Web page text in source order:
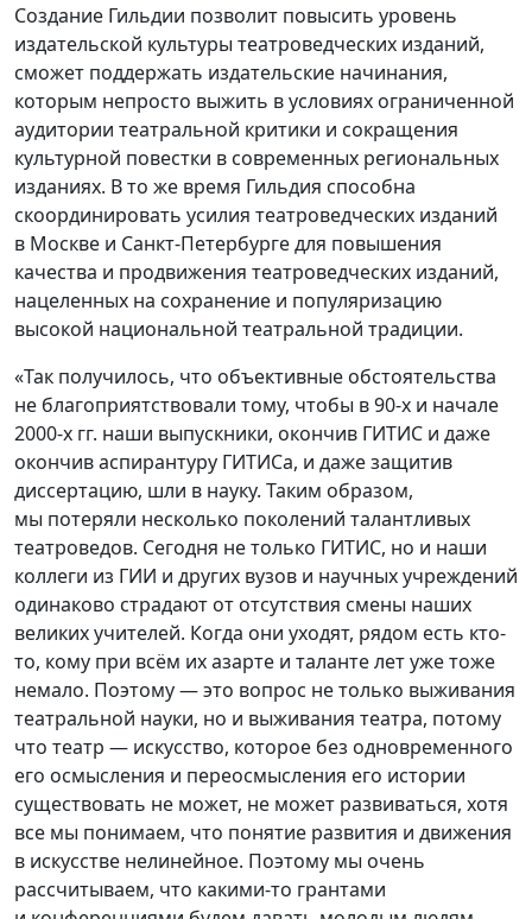
Создание Гильдии позволит повысить уровень
издательской культуры театроведческих изданий,
сможет поддержать издательские начинания,
которым непросто выжить в условиях ограниченной
аудитории театральной критики и сокращения
культурной повестки в современных региональных
изданиях. В то же время Гильдия способна
скоординировать усилия театроведческих изданий
в Москве и Санкт-Петербурге для повышения
качества и продвижения театроведческих изданий,
нацеленных на сохранение и популяризацию
высокой национальной театральной традиции.
«Так получилось, что объективные обстоятельства
не благоприятствовали тому, чтобы в 90-х и начале
2000-х гг. наши выпускники, окончив ГИТИС и даже
окончив аспирантуру ГИТИСа, и даже защитив
диссертацию, шли в науку. Таким образом,
мы потеряли несколько поколений талантливых
театроведов. Сегодня не только ГИТИС, но и наши
коллеги из ГИИ и других вузов и научных учреждений
одинаково страдают от отсутствия смены наших
великих учителей. Когда они уходят, рядом есть кто-
то, кому при всём их азарте и таланте лет уже тоже
немало. Поэтому — это вопрос не только выживания
театральной науки, но и выживания театра, потому
что театр — искусство, которое без одновременного
его осмысления и переосмысления его истории
существовать не может, не может развиваться, хотя
все мы понимаем, что понятие развития и движения
в искусстве нелинейное. Поэтому мы очень
рассчитываем, что какими-то грантами